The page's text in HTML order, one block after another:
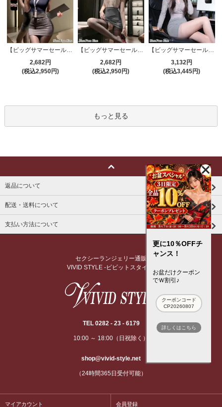
【ビッグサマーセール対象品】セクシーコスプレ(SEXYCOSPLAY) 4421
2,682円
(税込2,950円)
【ビッグサマーセール対象品】セクシーコスプレ(SEXYCOSPLAY) 4191
2,682円
(税込2,950円)
【ビッグサマーセール対象品】セクシーコスプレ(SEXYCOSPLAY) 4173
3,132円
(税込3,445円)
もっと見る
返品について
配送・送料について
支払い方法について
セクシーランジェリー通販
VIVID STYLE -ビビットスタイル-
TEL 0282 - 23 - 6179
10:00 ～ 18:00（日祝除く）
shop@vivid-style.net
（24時間365日受付可能）
マイアカウント 会員登録
更に10％OFFチ
ャンス！
お盆だけクーポン
でＷ割引♪
クーポンコード
CP20260807
詳しくはこちら